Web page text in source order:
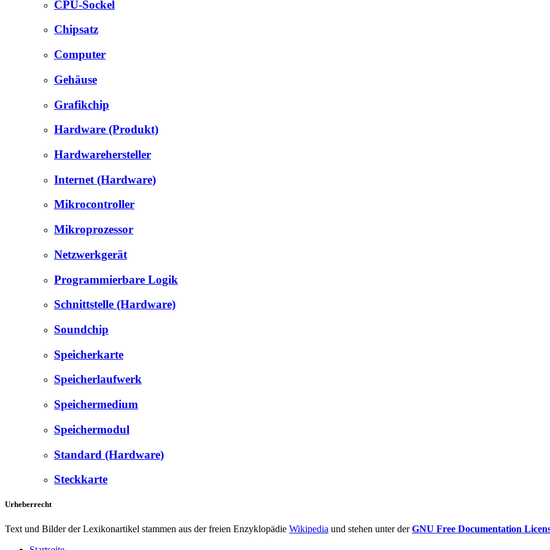
CPU-Sockel
Chipsatz
Computer
Gehäuse
Grafikchip
Hardware (Produkt)
Hardwarehersteller
Internet (Hardware)
Mikrocontroller
Mikroprozessor
Netzwerkgerät
Programmierbare Logik
Schnittstelle (Hardware)
Soundchip
Speicherkarte
Speicherlaufwerk
Speichermedium
Speichermodul
Standard (Hardware)
Steckkarte
Urheberrecht
Text und Bilder der Lexikonartikel stammen aus der freien Enzyklopädie Wikipedia und stehen unter derGNU Free Documentation